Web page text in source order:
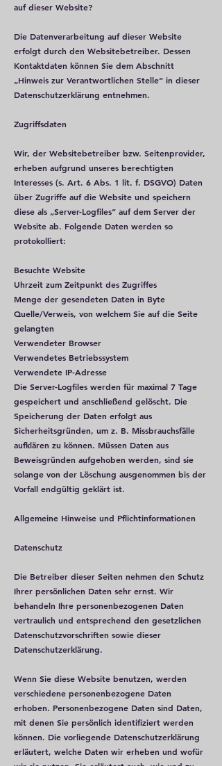
auf dieser Website?
Die Datenverarbeitung auf dieser Website
erfolgt durch den Websitebetreiber. Dessen
Kontaktdaten können Sie dem Abschnitt
„Hinweis zur Verantwortlichen Stelle“ in dieser
Datenschutzerklärung entnehmen.
Zugriffsdaten
Wir, der Websitebetreiber bzw. Seitenprovider,
erheben aufgrund unseres berechtigten
Interesses (s. Art. 6 Abs. 1 lit. f. DSGVO) Daten
über Zugriffe auf die Website und speichern
diese als „Server-Logfiles“ auf dem Server der
Website ab. Folgende Daten werden so
protokolliert:
Besuchte Website
Uhrzeit zum Zeitpunkt des Zugriffes
Menge der gesendeten Daten in Byte
Quelle/Verweis, von welchem Sie auf die Seite
gelangten
Verwendeter Browser
Verwendetes Betriebssystem
Verwendete IP-Adresse
Die Server-Logfiles werden für maximal 7 Tage
gespeichert und anschließend gelöscht. Die
Speicherung der Daten erfolgt aus
Sicherheitsgründen, um z. B. Missbrauchsfälle
aufklären zu können. Müssen Daten aus
Beweisgründen aufgehoben werden, sind sie
solange von der Löschung ausgenommen bis der
Vorfall endgültig geklärt ist.
Allgemeine Hinweise und Pflichtinformationen
Datenschutz
Die Betreiber dieser Seiten nehmen den Schutz
Ihrer persönlichen Daten sehr ernst. Wir
behandeln Ihre personenbezogenen Daten
vertraulich und entsprechend den gesetzlichen
Datenschutzvorschriften sowie dieser
Datenschutzerklärung.
Wenn Sie diese Website benutzen, werden
verschiedene personenbezogene Daten
erhoben. Personenbezogene Daten sind Daten,
mit denen Sie persönlich identifiziert werden
können. Die vorliegende Datenschutzerklärung
erläutert, welche Daten wir erheben und wofür